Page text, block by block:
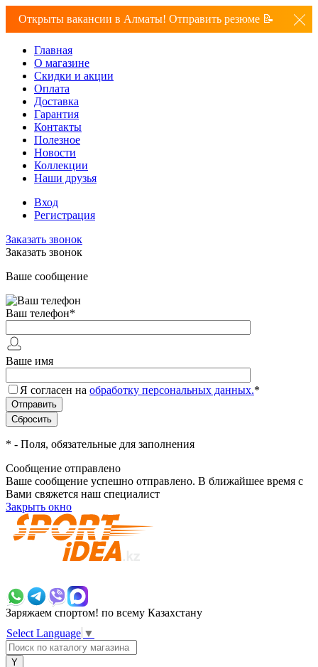
Открыты вакансии в Алматы! Отправить резюме 📝
Главная
О магазине
Скидки и акции
Оплата
Доставка
Гарантия
Контакты
Полезное
Новости
Коллекции
Наши друзья
Вход
Регистрация
Заказать звонок
Заказать звонок
Ваше сообщение
Ваш телефон*
Ваше имя
Я согласен на обработку персональных данных.*
* - Поля, обязательные для заполнения
Сообщение отправлено
Ваше сообщение успешно отправлено. В ближайшее время с
Вами свяжется наш специалист
Закрыть окно
Заряжаем спортом! по всему Казахстану
Select Language ▼